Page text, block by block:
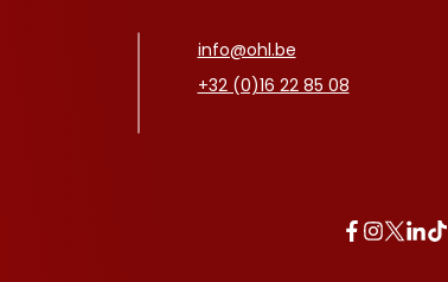
info@ohl.be
+32 (0)16 22 85 08